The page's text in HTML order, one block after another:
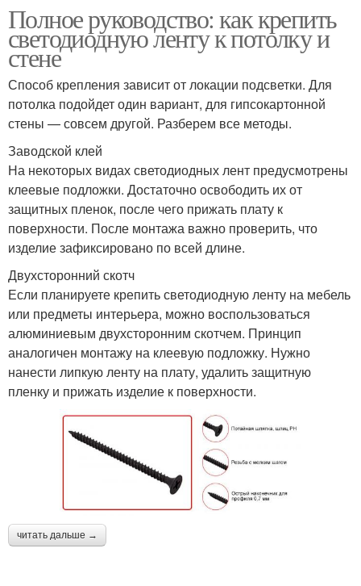
Полное руководство: как крепить
светодиодную ленту к потолку и
стене
Способ крепления зависит от локации подсветки. Для
потолка подойдет один вариант, для гипсокартонной
стены — совсем другой. Разберем все методы.
Заводской клей
На некоторых видах светодиодных лент предусмотрены
клеевые подложки. Достаточно освободить их от
защитных пленок, после чего прижать плату к
поверхности. После монтажа важно проверить, что
изделие зафиксировано по всей длине.
Двухсторонний скотч
Если планируете крепить светодиодную ленту на мебель
или предметы интерьера, можно воспользоваться
алюминиевым двухсторонним скотчем. Принцип
аналогичен монтажу на клеевую подложку. Нужно
нанести липкую ленту на плату, удалить защитную
пленку и прижать изделие к поверхности.
читать дальше →